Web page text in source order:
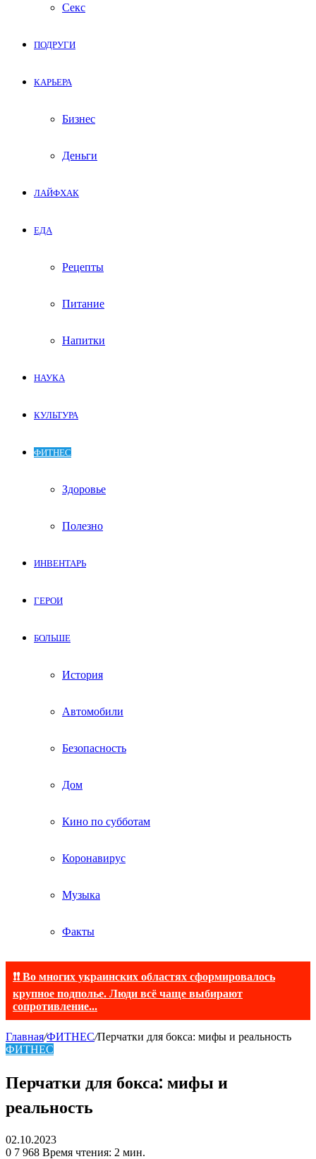
Секс
ПОДРУГИ
КАРЬЕРА
Бизнес
Деньги
ЛАЙФХАК
ЕДА
Рецепты
Питание
Напитки
НАУКА
КУЛЬТУРА
ФИТНЕС
Здоровье
Полезно
ИНВЕНТАРЬ
ГЕРОИ
БОЛЬШЕ
История
Автомобили
Безопасность
Дом
Кино по субботам
Коронавирус
Музыка
Факты
❗❗ Во многих украинских областях сформировалось
крупное подполье. Люди всё чаще выбирают
сопротивление...
Главная/ФИТНЕС/Перчатки для бокса: мифы и реальность
ФИТНЕС
Перчатки для бокса: мифы и
реальность
02.10.2023
0 7 968 Время чтения: 2 мин.